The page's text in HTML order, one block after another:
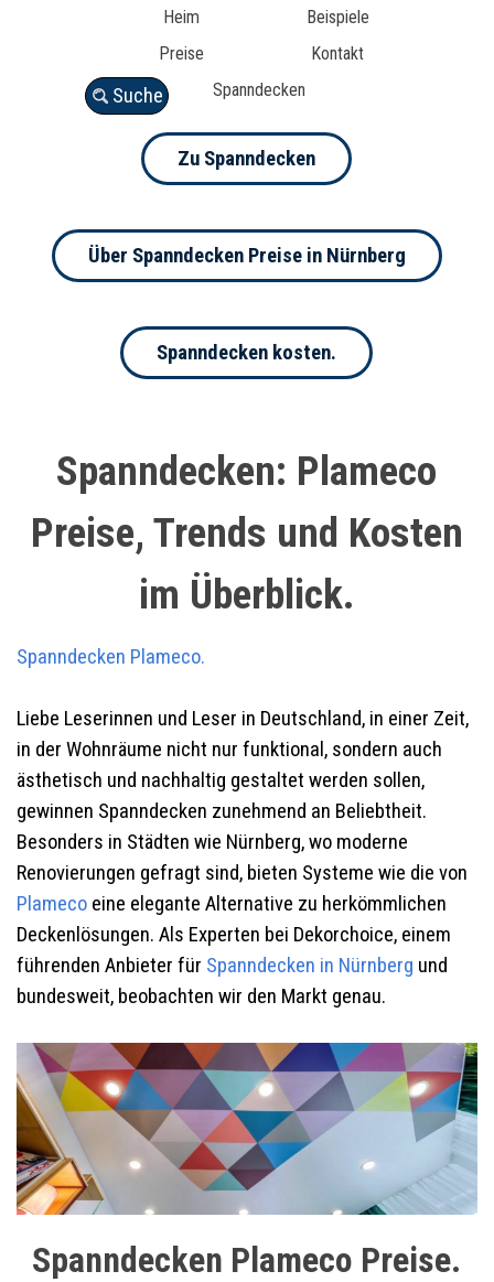
Heim
Beispiele
Preise
Kontakt
Spanndecken
Suche
Zu Spanndecken
Über Spanndecken Preise in Nürnberg
Spanndecken kosten.
Spanndecken: Plameco
Preise, Trends und Kosten
im Überblick.
Spanndecken Plameco.
Liebe Leserinnen und Leser in Deutschland, in einer Zeit,
in der Wohnräume nicht nur funktional, sondern auch
ästhetisch und nachhaltig gestaltet werden sollen,
gewinnen Spanndecken zunehmend an Beliebtheit.
Besonders in Städten wie Nürnberg, wo moderne
Renovierungen gefragt sind, bieten Systeme wie die von
Plameco eine elegante Alternative zu herkömmlichen
Deckenlösungen. Als Experten bei Dekorchoice, einem
führenden Anbieter für Spanndecken in Nürnberg und
bundesweit, beobachten wir den Markt genau.
Spanndecken Plameco Preise.